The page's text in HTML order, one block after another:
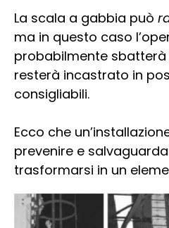
La scala a gabbia può
ma in questo caso
probabilmente
resterà incastrato in
consigliabili.
Ecco che
prevenire e
trasformarsi in un